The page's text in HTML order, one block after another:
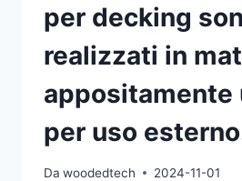
per decking
realizzati in
per uso
Da woodedtech 2024-11-01